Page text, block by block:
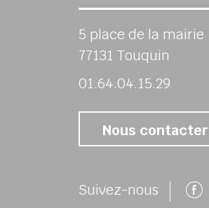
5 place de la mairie
77131 Touquin
01.64.04.15.29
Nous contacter
Suivez-nous